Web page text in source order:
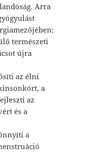
Arra
természeti
újra
az élni
a
az
és a
a